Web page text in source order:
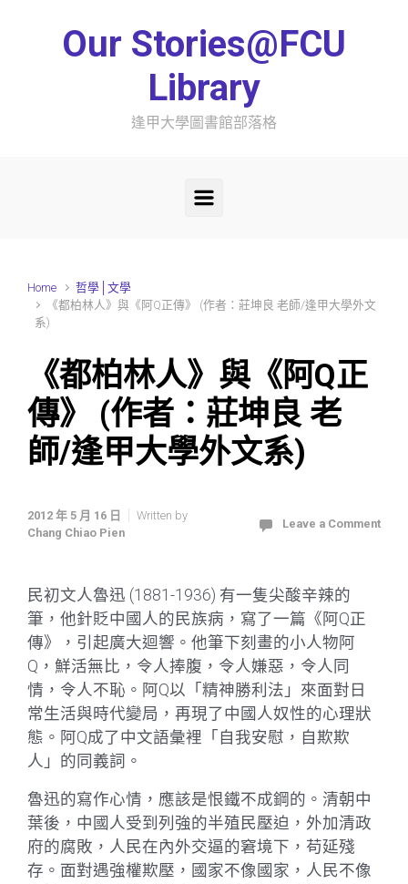
Our Stories@FCU
Library
逢甲大學圖書館部落格
Home
哲學│文學
《都柏林人》與《阿Q正傳》 (作者：莊坤良 老師/逢甲大學外文
系)
《都柏林人》與《阿Q正
傳》 (作者：莊坤良 老
師/逢甲大學外文系)
2012 年 5 月 16 日
Written by
Chang Chiao Pien
Leave a Comment
民初文人魯迅 (1881-1936) 有一隻尖酸辛辣的
筆，他針貶中國人的民族病，寫了一篇《阿Q正
傳》，引起廣大迴響。他筆下刻畫的小人物阿
Q，鮮活無比，令人捧腹，令人嫌惡，令人同
情，令人不恥。阿Q以「精神勝利法」來面對日
常生活與時代變局，再現了中國人奴性的心理狀
態。阿Q成了中文語彙裡「自我安慰，自欺欺
人」的同義詞。
魯迅的寫作心情，應該是恨鐵不成鋼的。清朝中
葉後，中國人受到列強的半殖民壓迫，外加清政
府的腐敗，人民在內外交逼的窘境下，苟延殘
存。面對遇強權欺壓，國家不像國家，人民不像